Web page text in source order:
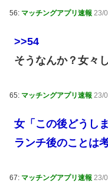
56: マッチングアプリ速報 23/
>>54
そうなんか？女々
65: マッチングアプリ速報 23/
女「この後どうし
ランチ後のことは
67: マッチングアプリ速報 23/